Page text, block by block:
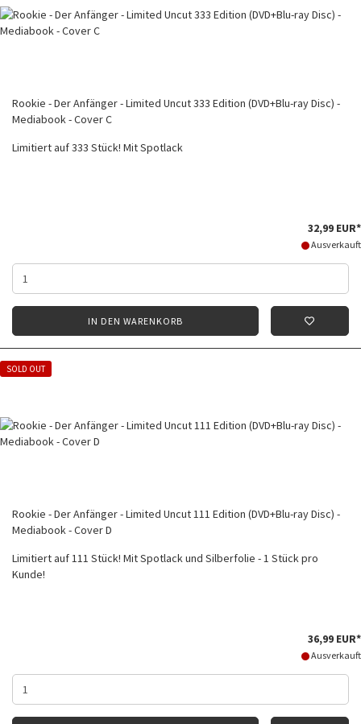
Rookie - Der Anfänger - Limited Uncut 333 Edition (DVD+Blu-ray Disc) -
Mediabook - Cover C
Limitiert auf 333 Stück! Mit Spotlack
32,99 EUR*
Ausverkauft
IN DEN WARENKORB
SOLD OUT
Rookie - Der Anfänger - Limited Uncut 111 Edition (DVD+Blu-ray Disc) -
Mediabook - Cover D
Limitiert auf 111 Stück! Mit Spotlack und Silberfolie - 1 Stück pro
Kunde!
36,99 EUR*
Ausverkauft